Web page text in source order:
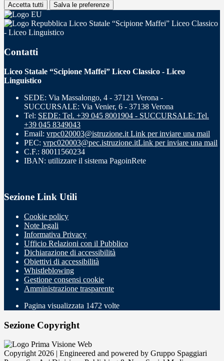
Accetta tutti Salva le preferenze
Liceo Statale “Scipione Maffei” Liceo Classico
- Liceo Linguistico
Contatti
Liceo Statale “Scipione Maffei” Liceo Classico - Liceo
Linguistico
SEDE: Via Massalongo, 4 - 37121 Verona -
SUCCURSALE: Via Venier, 6 - 37138 Verona
Tel: SEDE: Tel. +39 045 8001904 - SUCCURSALE: Tel.
+39 045 8349043
Email: vrpc020003@istruzione.it Link per inviare una mail
PEC: vrpc020003@pec.istruzione.itLink per inviare una mail
C.F.: 80011560234
IBAN: utilizzare il sistema PagoinRete
Sezione Link Utili
Cookie policy
Note legali
Informativa Privacy
Ufficio Relazioni con il Pubblico
Dichiarazione di accessibilità
Obiettivi di accessibilità
Whistleblowing
Gestione consensi cookie
Amministrazione trasparente
Pagina visualizzata 1472 volte
Sezione Copyright
Copyright 2026 | Engineered and powered by Gruppo Spaggiari